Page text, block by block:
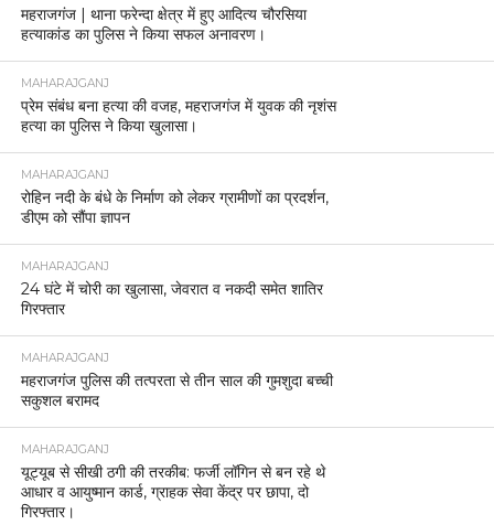
महराजगंज | थाना फरेन्दा क्षेत्र में हुए आदित्य चौरसिया
हत्याकांड का पुलिस ने किया सफल अनावरण।
MAHARAJGANJ
प्रेम संबंध बना हत्या की वजह, महराजगंज में युवक की नृशंस
हत्या का पुलिस ने किया खुलासा।
MAHARAJGANJ
रोहिन नदी के बंधे के निर्माण को लेकर ग्रामीणों का प्रदर्शन,
डीएम को सौंपा ज्ञापन
MAHARAJGANJ
24 घंटे में चोरी का खुलासा, जेवरात व नकदी समेत शातिर
गिरफ्तार
MAHARAJGANJ
महराजगंज पुलिस की तत्परता से तीन साल की गुमशुदा बच्ची
सकुशल बरामद
MAHARAJGANJ
यूट्यूब से सीखी ठगी की तरकीब: फर्जी लॉगिन से बन रहे थे
आधार व आयुष्मान कार्ड, ग्राहक सेवा केंद्र पर छापा, दो
गिरफ्तार।